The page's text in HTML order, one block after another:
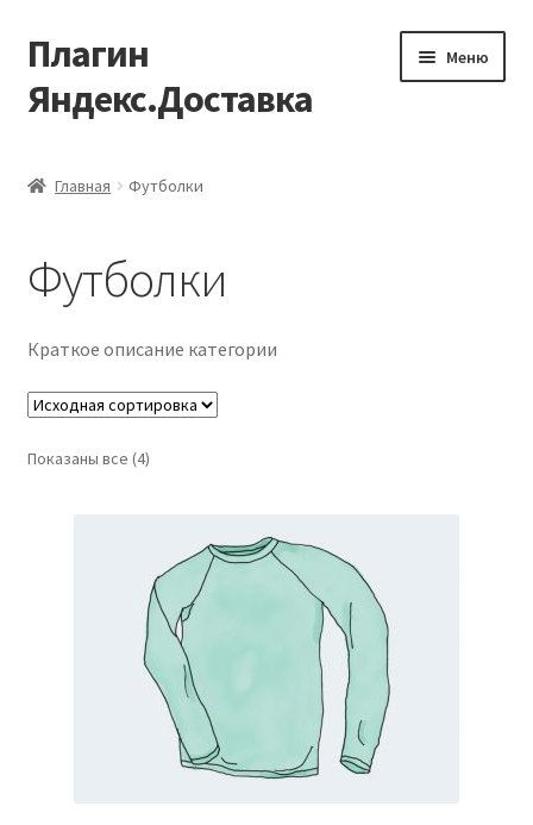
Перейти
к
навигации
Перейти
к
содержимому
Плагин
Яндекс.Доставка
Меню
Корзина
Магазин
Мой аккаунт
Оформление заказа
Главная Футболки
Футболки
Краткое описание категории
Показаны все (4)